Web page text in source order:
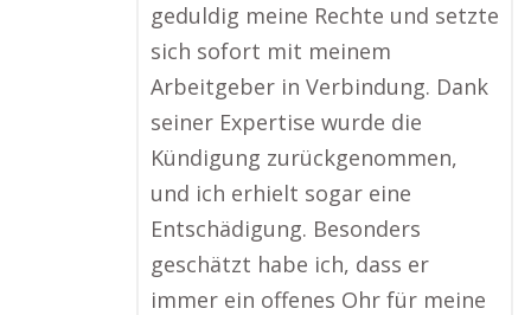
geduldig meine Rechte und setzte
sich sofort mit meinem
Arbeitgeber in Verbindung. Dank
seiner Expertise wurde die
Kündigung zurückgenommen,
und ich erhielt sogar eine
Entschädigung. Besonders
geschätzt habe ich, dass er
immer ein offenes Ohr für meine